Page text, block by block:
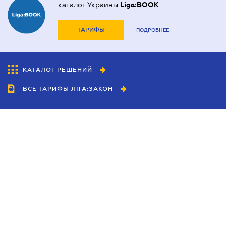
каталог Украины Liga:BOOK
ТАРИФЫ ПОДРОБНЕЕ
КАТАЛОГ РЕШЕНИЙ
ВСЕ ТАРИФЫ ЛІГА:ЗАКОН